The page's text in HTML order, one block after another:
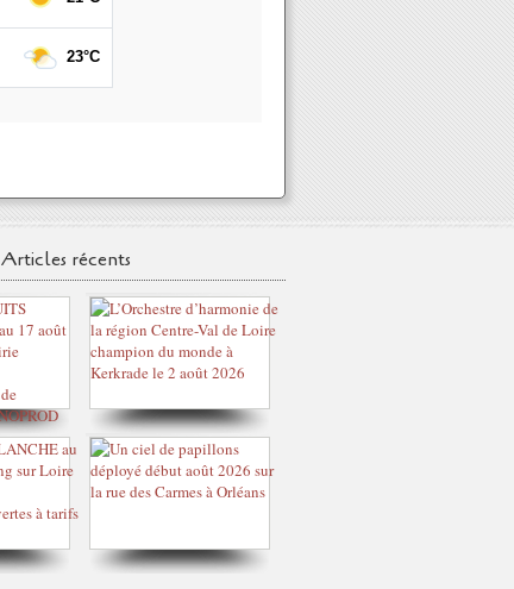
Articles récents